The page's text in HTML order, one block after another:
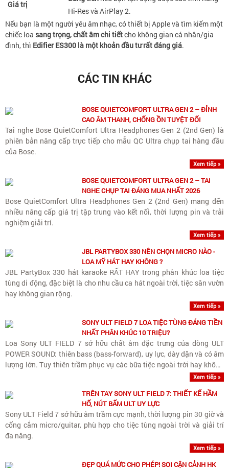
Giá trị
Hi-Res và AirPlay 2.
Nếu bạn là một người yêu âm nhạc, có thiết bị Apple và tìm kiếm một
chiếc loa sang trọng, chất âm chi tiếtcho không gian cá nhân/gia
đình, thì Edifier ES300 là một khoản đầu tư rất đáng giá.
CÁC TIN KHÁC
BOSE QUIETCOMFORT ULTRA GEN 2 – ĐỈNH
CAO ÂM THANH, CHỐNG ỒN TUYỆT ĐỐI
Tai nghe Bose QuietComfort Ultra Headphones Gen 2 (2nd Gen) là
phiên bản nâng cấp trực tiếp cho mẫu QC Ultra chụp tai hàng đầu
của Bose.
Xem tiếp »
BOSE QUIETCOMFORT ULTRA GEN 2 – TAI
NGHE CHỤP TAI ĐÁNG MUA NHẤT 2026
Bose QuietComfort Ultra Headphones Gen 2 (2nd Gen) mang đến
nhiều nâng cấp giá trị tập trung vào kết nối, thời lượng pin và trải
nghiệm giải trí.
Xem tiếp »
JBL PARTYBOX 330 NÊN CHỌN MICRO NÀO -
LOA MỸ HÁT HAY KHÔNG ?
JBL PartyBox 330 hát karaoke RẤT HAY trong phân khúc loa tiệc
tùng di động, đặc biệt là cho nhu cầu ca hát ngoài trời, tiệc sân vườn
hay không gian rộng.
Xem tiếp »
SONY ULT FIELD 7 LOA TIỆC TÙNG ĐÁNG TIỀN
NHẤT PHÂN KHÚC 10 TRIỆU?
Loa Sony ULT FIELD 7 sở hữu chất âm đặc trưng của dòng ULT
POWER SOUND: thiên bass (bass-forward), uy lực, dày dặn và có âm
lượng lớn. Tuy thiên trầm phục vụ các bữa tiệc ngoài trời hay không
Xem tiếp »
TRÊN TAY SONY ULT FIELD 7: THIẾT KẾ HẦM
HỐ, NÚT BẤM ULT UY LỰC
Sony ULT Field 7 sở hữu âm trầm cực mạnh, thời lượng pin 30 giờ và
cổng cắm micro/guitar, phù hợp cho tiệc tùng ngoài trời và giải trí
đa năng.
Xem tiếp »
ĐẸP QUÁ MỨC CHO PHÉP! SOI CẬN CẢNH HK